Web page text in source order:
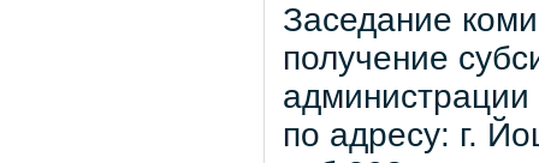
Заседание
получение
администрации
по адресу: г.